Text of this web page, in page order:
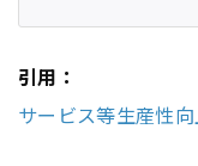
引用：
サービス等生産性